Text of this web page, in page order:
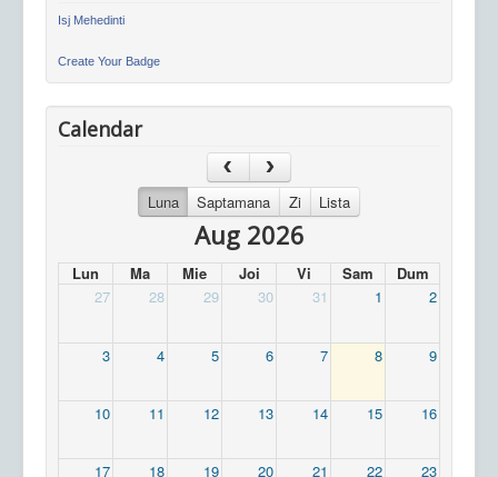
Isj Mehedinti
Create Your Badge
Calendar
Luna Saptamana Zi Lista
Aug 2026
Lun Ma Mie Joi Vi Sam
Dum
27
28 29 30 31 1 2
3 4 5 6 7 8 9
10 11 12 13 14 15 16
17 18 19 20 21 22 23